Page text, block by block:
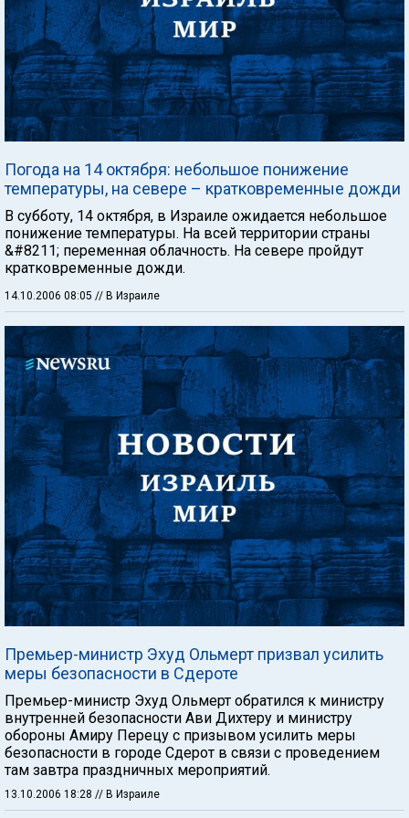
Погода на 14 октября: небольшое понижение
температуры, на севере – кратковременные дожди
В субботу, 14 октября, в Израиле ожидается небольшое
понижение температуры. На всей территории страны
&#8211; переменная облачность. На севере пройдут
кратковременные дожди.
14.10.2006 08:05 // В Израиле
Премьер-министр Эхуд Ольмерт призвал усилить
меры безопасности в Сдероте
Премьер-министр Эхуд Ольмерт обратился к министру
внутренней безопасности Ави Дихтеру и министру
обороны Амиру Перецу с призывом усилить меры
безопасности в городе Сдерот в связи с проведением
там завтра праздничных мероприятий.
13.10.2006 18:28 // В Израиле